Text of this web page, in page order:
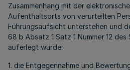
Zusammenhang mit der
Aufenthaltsorts von verurteilten
Führungsaufsicht unterstehen und
68 b Absatz 1 Satz 1 Nummer 12
auferlegt wurde:
1. die Entgegennahme und